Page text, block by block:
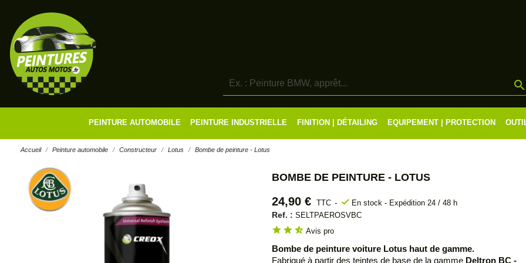

PEINTURE AUTOMOBILE PEINTURE INDUSTRIELLE FINITION | DÉTAILING EQUIPEMENT | PROTECTION
Accueil Peinture automobile Constructeur Lotus Bombe de peinture - Lotus
BOMBE DE PEINTURE - LOTUS
24,90 € TTC check En stock - Expédition 24 / 48 h
Ref. : SELTPAEROSVBC
star star star_half Avis pro
Bombe de peinture voiture Lotus haut de gamme.
Fabriqué à partir des teintes de base de la gammeDeltron BC -